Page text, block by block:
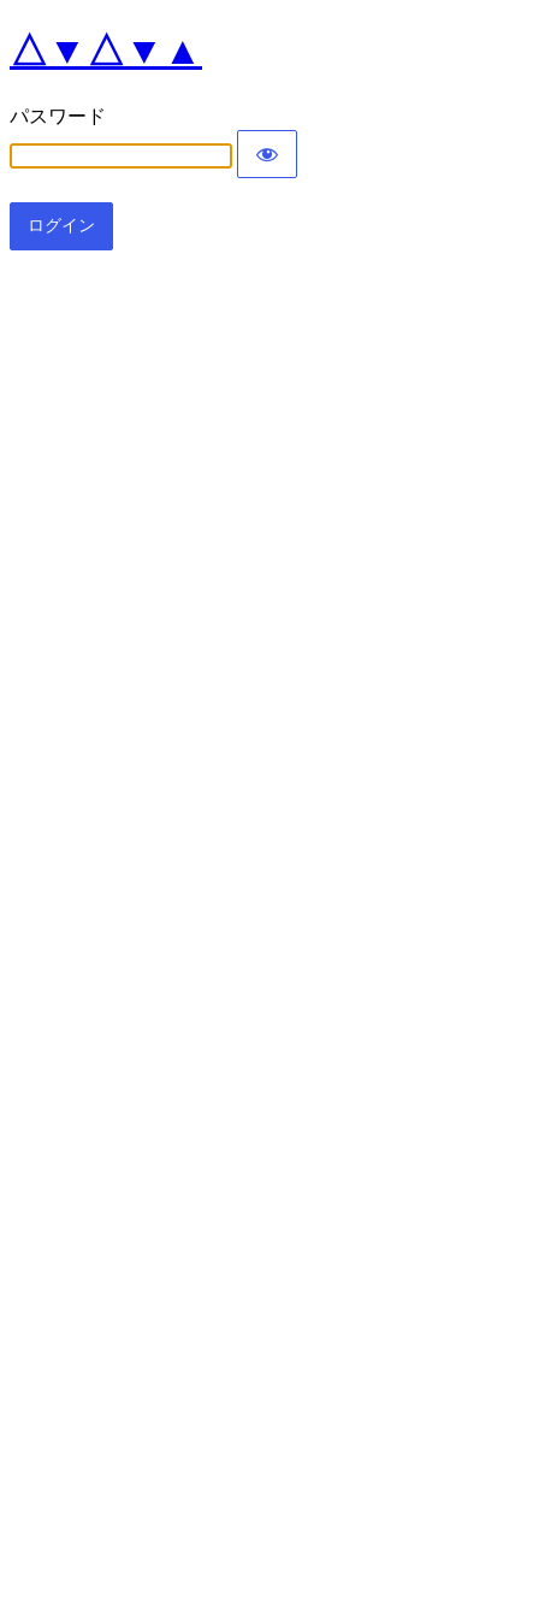
△▼△▼▲
パスワード